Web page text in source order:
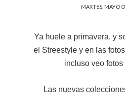
MARTES, MAYO
Ya huele a primavera, y
el Streestyle y en las
incluso veo fotos
Las nuevas